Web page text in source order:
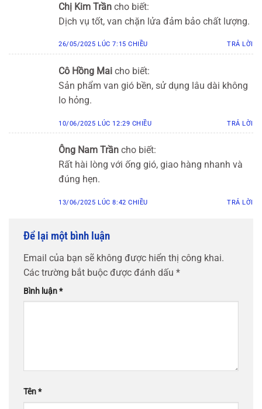
Chị Kim Trần cho biết:
Dịch vụ tốt, van chặn lửa đảm bảo chất lượng.
26/05/2025 LÚC 7:15 CHIỀU TRẢ LỜI
Cô Hồng Mai cho biết:
Sản phẩm van gió bền, sử dụng lâu dài không
lo hỏng.
10/06/2025 LÚC 12:29 CHIỀU TRẢ LỜI
Ông Nam Trần cho biết:
Rất hài lòng với ống gió, giao hàng nhanh và
đúng hẹn.
13/06/2025 LÚC 8:42 CHIỀU TRẢ LỜI
Để lại một bình luận
Email của bạn sẽ không được hiển thị công khai.
Các trường bắt buộc được đánh dấu *
Bình luận*
Tên*